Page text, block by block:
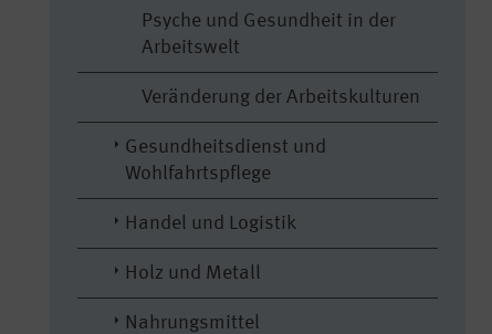
Psyche und Gesundheit in der
Arbeitswelt
Veränderung der Arbeitskulturen
Gesundheitsdienst und
Wohlfahrtspflege
Handel und Logistik
Holz und Metall
Nahrungsmittel